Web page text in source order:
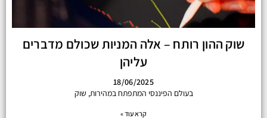
שוק ההון רותח – אלה המניות שכולם מדברים
עליהן
18/06/2025
בעולם הפיננסי המתפתח במהירות, שוק
קרא עוד »